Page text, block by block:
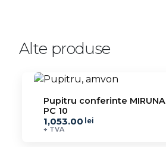
Alte produse
Pupitru conferinte MIRUNA
PC 10
1,053.00 lei
+ TVA